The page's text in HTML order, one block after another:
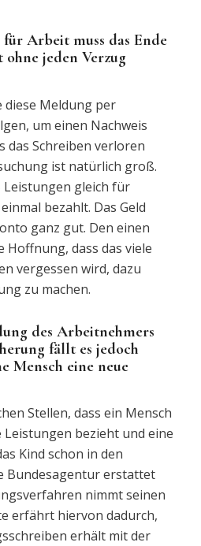
Arbeit muss das Ende
jeden Verzug
diese Meldung per
um einen Nachweis
das Schreiben verloren
ist natürlich groß.
gleich für
bezahlt. Das Geld
ganz gut. Den einen
Hoffnung, dass das viele
vergessen wird, dazu
zu machen.
des Arbeitnehmers
fällt es jedoch
Mensch eine neue
Stellen, dass ein Mensch
bezieht und eine
Kind schon in den
Bundesagentur erstattet
nimmt seinen
erfährt hiervon dadurch,
erhält mit der